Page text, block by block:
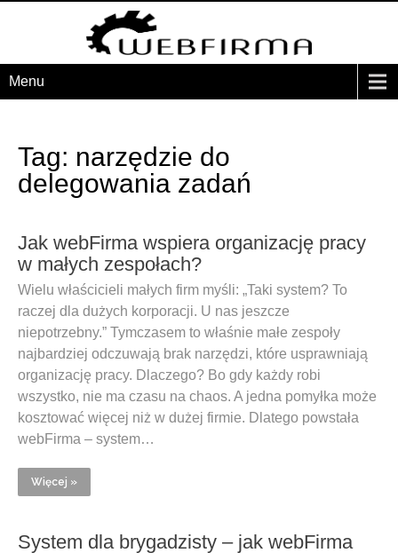
Menu
Tag: narzędzie do
delegowania zadań
Jak webFirma wspiera organizację pracy
w małych zespołach?
Wielu właścicieli małych firm myśli: „Taki system? To
raczej dla dużych korporacji. U nas jeszcze
niepotrzebny.” Tymczasem to właśnie małe zespoły
najbardziej odczuwają brak narzędzi, które usprawniają
organizację pracy. Dlaczego? Bo gdy każdy robi
wszystko, nie ma czasu na chaos. A jedna pomyłka może
kosztować więcej niż w dużej firmie. Dlatego powstała
webFirma – system…
Więcej »
System dla brygadzisty – jak webFirma